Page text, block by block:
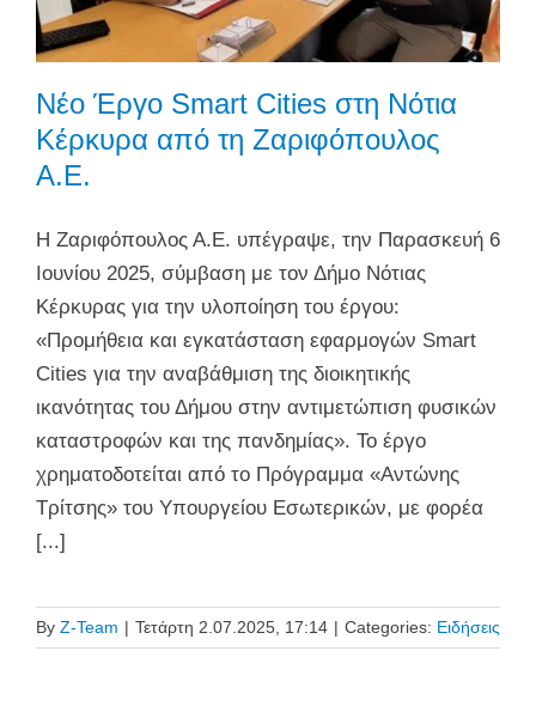
Νέο Έργο Smart Cities στη Νότια
Κέρκυρα από τη Ζαριφόπουλος
Α.Ε.
Η Ζαριφόπουλος Α.Ε. υπέγραψε, την Παρασκευή 6
Ιουνίου 2025, σύμβαση με τον Δήμο Νότιας
Κέρκυρας για την υλοποίηση του έργου:
«Προμήθεια και εγκατάσταση εφαρμογών Smart
Cities για την αναβάθμιση της διοικητικής
ικανότητας του Δήμου στην αντιμετώπιση φυσικών
καταστροφών και της πανδημίας». Το έργο
χρηματοδοτείται από το Πρόγραμμα «Αντώνης
Τρίτσης» του Υπουργείου Εσωτερικών, με φορέα
[...]
By Z-Team | Τετάρτη 2.07.2025, 17:14 | Categories: Ειδήσεις